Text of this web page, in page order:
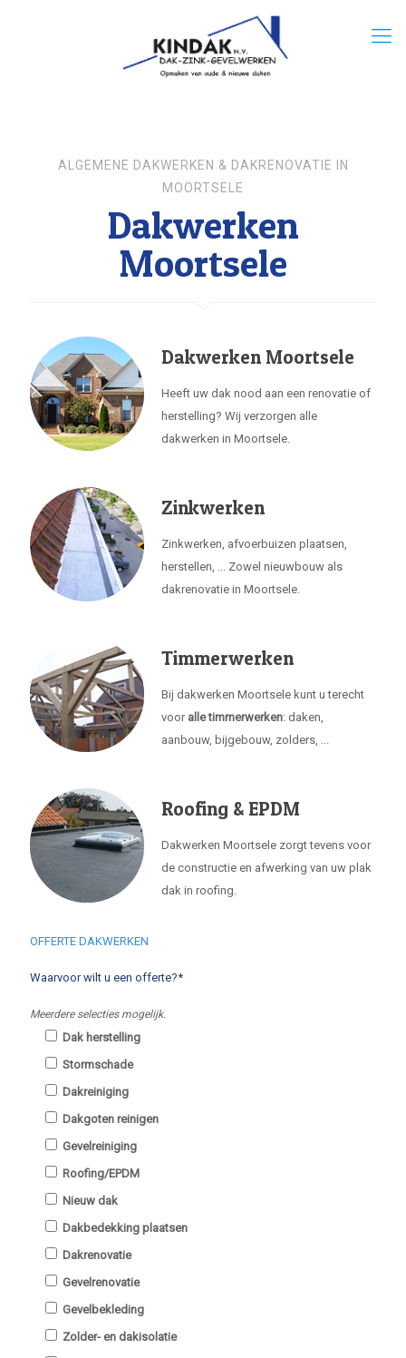
ALGEMENE DAKWERKEN & DAKRENOVATIE IN
MOORTSELE
Dakwerken
Moortsele
Dakwerken Moortsele
Heeft uw dak nood aan een renovatie of
herstelling? Wij verzorgen alle
dakwerken in Moortsele.
Zinkwerken
Zinkwerken, afvoerbuizen plaatsen,
herstellen, ... Zowel nieuwbouw als
dakrenovatie in Moortsele.
Timmerwerken
Bij dakwerken Moortsele kunt u terecht
voor alle timmerwerken: daken,
aanbouw, bijgebouw, zolders, ...
Roofing & EPDM
Dakwerken Moortsele zorgt tevens voor
de constructie en afwerking van uw plak
dak in roofing.
OFFERTE DAKWERKEN
Waarvoor wilt u een offerte?*
Meerdere selecties mogelijk.
Dak herstelling
Stormschade
Dakreiniging
Dakgoten reinigen
Gevelreiniging
Roofing/EPDM
Nieuw dak
Dakbedekking plaatsen
Dakrenovatie
Gevelrenovatie
Gevelbekleding
Zolder- en dakisolatie